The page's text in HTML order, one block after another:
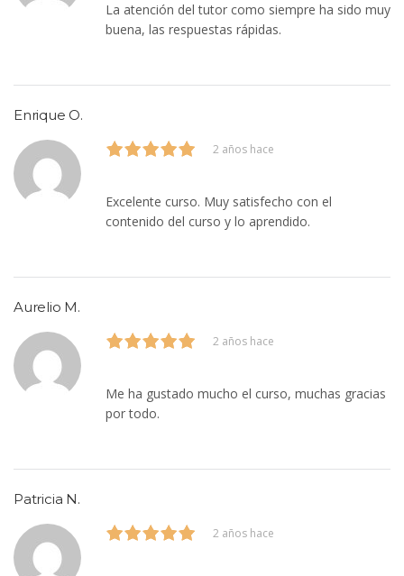
La atención del tutor como siempre ha sido muy
buena, las respuestas rápidas.
Enrique O.
2 años hace
Excelente curso. Muy satisfecho con el
contenido del curso y lo aprendido.
Aurelio M.
2 años hace
Me ha gustado mucho el curso, muchas gracias
por todo.
Patricia N.
2 años hace